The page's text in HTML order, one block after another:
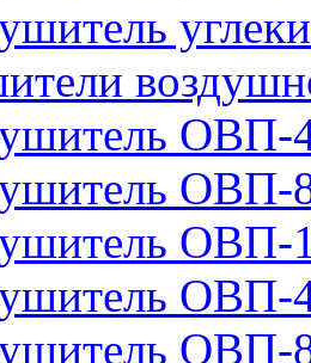
ОВП-
ОВП-
ОВП-
ОВП-
ОВП-